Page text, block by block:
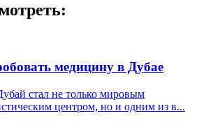
медицину в Дубае
стал не только мировым
центром, но и одним из в...